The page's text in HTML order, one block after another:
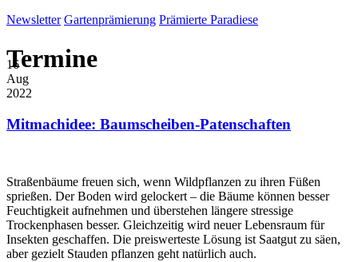
Newsletter Gartenprämierung Prämierte Paradiese
Termine
16
Aug
2022
Mitmachidee: Baumscheiben-Patenschaften
Straßenbäume freuen sich, wenn Wildpflanzen zu ihren Füßen
sprießen. Der Boden wird gelockert – die Bäume können besser
Feuchtigkeit aufnehmen und überstehen längere stressige
Trockenphasen besser. Gleichzeitig wird neuer Lebensraum für
Insekten geschaffen. Die preiswerteste Lösung ist Saatgut zu säen,
aber gezielt Stauden pflanzen geht natürlich auch.